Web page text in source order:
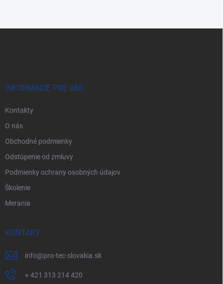
INFORMÁCIE PRE VÁS
Kontakty
O nás
Obchodné podmienky
Odstúpenie od zmluvy
Podmienky ochrany osobných údajov
Školenie
Merania
KONTAKT
info@pro-tec-slovakia.sk
+ 421 313 214 420